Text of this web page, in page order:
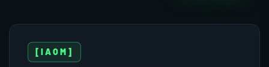
[IAOM]